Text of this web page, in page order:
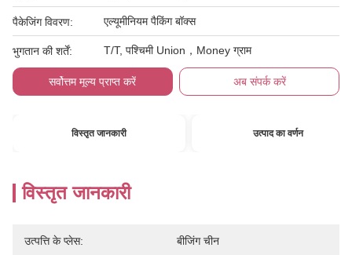
पैकेजिंग विवरण: एल्यूमीनियम पैकिंग बॉक्स
भुगतान की शर्तें: T/T, पश्चिमी Union，Money ग्राम
सर्वोत्तम मूल्य प्राप्त करें अब संपर्क करें
विस्तृत जानकारी उत्पाद का वर्णन
विस्तृत जानकारी
उत्पत्ति के प्लेस: बीजिंग चीन